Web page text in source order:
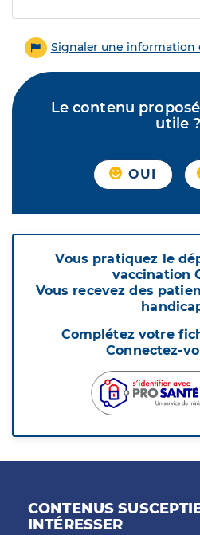
Signaler une information
Le contenu
utile ?
OUI
Vous pratiquez le
vaccination
Vous recevez des
Complétez votre
Connectez-
CONTENUS
INTÉRESSER